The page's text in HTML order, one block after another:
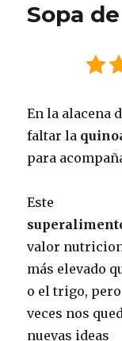
Sopa
En la alacena
faltar la
para
Este
valor
más elevado
o el trigo,
veces nos
nuevas ideas